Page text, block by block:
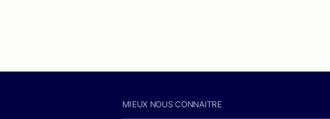
MIEUX NOUS CONNAITRE